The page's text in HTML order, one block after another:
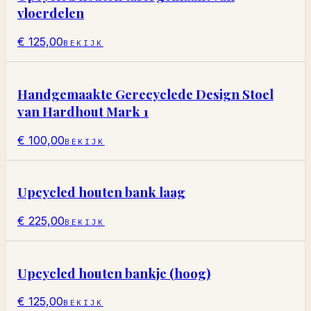
vloerdelen
€ 125,00BEKIJK
Handgemaakte Gerecyclede Design Stoel
van Hardhout Mark 1
€ 100,00BEKIJK
Upcycled houten bank laag
€ 225,00BEKIJK
Upcycled houten bankje (hoog)
€ 125,00BEKIJK